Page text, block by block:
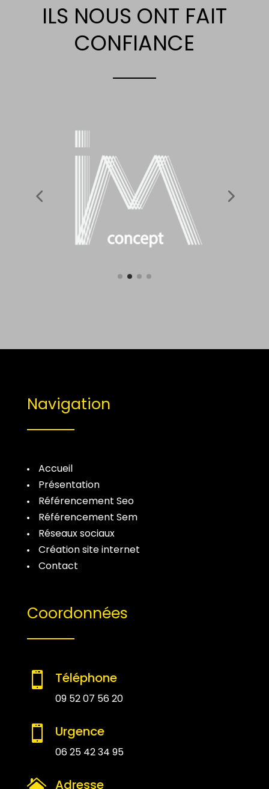
ILS NOUS ONT FAIT
CONFIANCE
Navigation
Accueil
Présentation
Référencement Seo
Référencement Sem
Réseaux sociaux
Création site internet
Contact
Coordonnées
 Téléphone
09 52 07 56 20
 Urgence
06 25 42 34 95
Adresse